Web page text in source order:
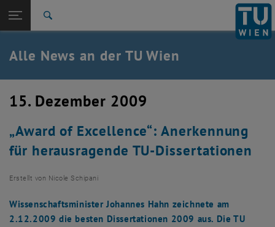
TU Login
Quicklinks
Quicklinks-Menü umschalten
Studium
Karriere
Zurück: Subseiten von TU Wien Startseite auflisten
Zurück zur letzten Ebene:
TU Wien Startseite
Übersicht
Alle News an der TU Wien
15. Dezember 2009
„Award of Excellence“: Anerkennung
für herausragende TU-Dissertationen
Erstellt von Nicole Schipani
Wissenschaftsminister Johannes Hahn zeichnete am
2.12.2009 die besten Dissertationen 2009 aus. Die TU